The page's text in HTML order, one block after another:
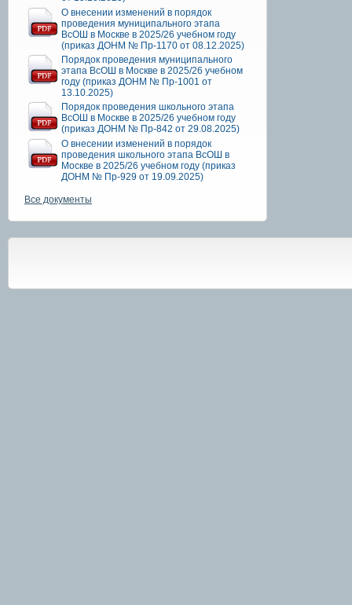
О внесении изменений в порядок
проведения муниципального этапа
ВсОШ в Москве в 2025/26 учебном году
(приказ ДОНМ № Пр-1170 от 08.12.2025)
Порядок проведения муниципального
этапа ВсОШ в Москве в 2025/26 учебном
году (приказ ДОНМ № Пр-1001 от
13.10.2025)
Порядок проведения школьного этапа
ВсОШ в Москве в 2025/26 учебном году
(приказ ДОНМ № Пр-842 от 29.08.2025)
О внесении изменений в порядок
проведения школьного этапа ВсОШ в
Москве в 2025/26 учебном году (приказ
ДОНМ № Пр-929 от 19.09.2025)
Все документы